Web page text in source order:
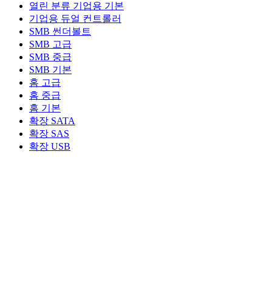
열린 분류 기업용 기본
기업용 듀얼 컨트롤러
SMB 썬더볼트
SMB 고급
SMB 중급
SMB 기본
홈 고급
홈 중급
홈 기본
확장 SATA
확장 SAS
확장 USB